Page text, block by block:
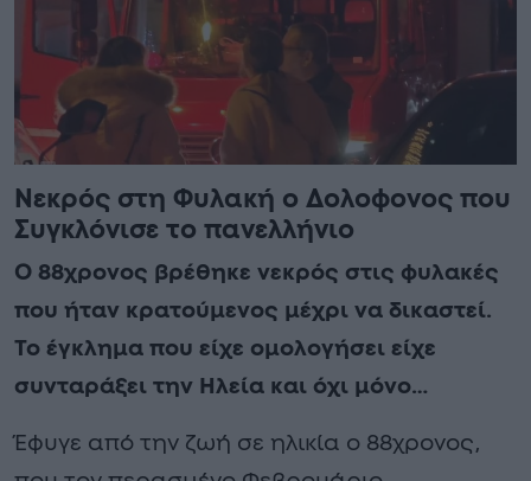
Νεκρός στη Φυλακή ο Δολοφοvος που
Συγκλόνισε το πανελλήνιο
Ο 88χρονος βρέθηκε νεκρός στις φυλακές
που ήταν κρατούμενος μέχρι να δικαστεί.
Το έγκλημα που είχε ομολογήσει είχε
συνταράξει την Ηλεία και όχι μόνο…
Έφυγε από την ζωή σε ηλικία ο 88χρονος,